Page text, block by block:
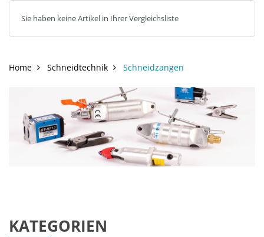
Sie haben keine Artikel in Ihrer Vergleichsliste
Home Schneidtechnik Schneidzangen
KATEGORIEN